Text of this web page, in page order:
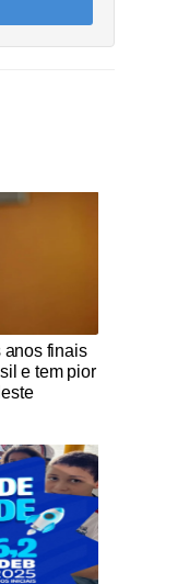
anos finais
e tem pior